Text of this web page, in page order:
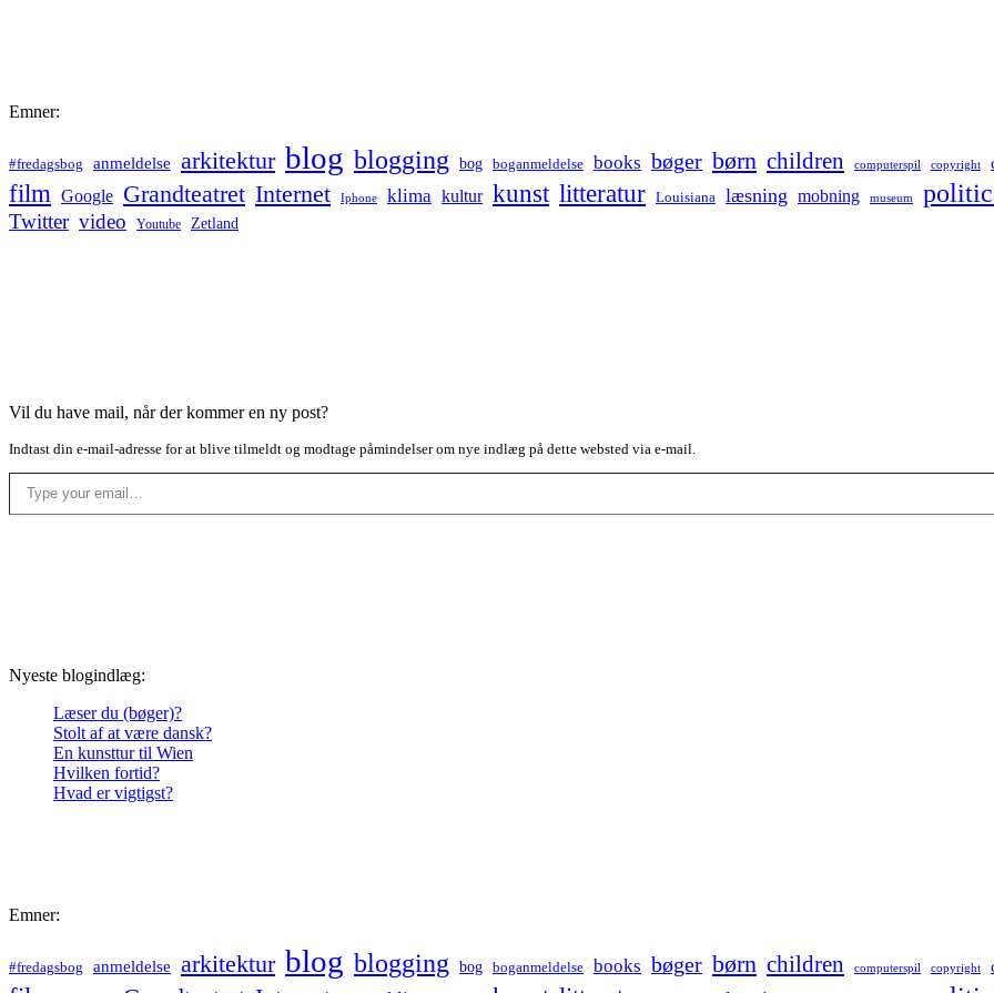
Emner:
#fredagsbog anmeldelse arkitektur blog blogging bog boganmeldelse books bøger børn children computerspil copyright
film Google Grandteatret Internet Iphone klima kultur kunst litteratur Louisiana læsning mobning museum
Twitter video Youtube Zetland
Vil du have mail, når der kommer en ny post?
Indtast din e-mail-adresse for at blive tilmeldt og modtage påmindelser om nye indlæg på dette websted via e-mail.
Type your email…
Nyeste blogindlæg:
Læser du (bøger)?
Stolt af at være dansk?
En kunsttur til Wien
Hvilken fortid?
Hvad er vigtigst?
Emner:
#fredagsbog anmeldelse arkitektur blog blogging bog boganmeldelse books bøger børn children computerspil copyright